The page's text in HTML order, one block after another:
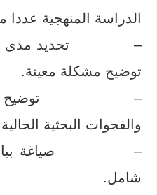
الدراسة المنهجية عددا
– تحديد مدى تقدم
توضيح مشكلة معينة.
– توضيح أوجه
والفجوات البحثية
– صياغة بيانات
شامل.